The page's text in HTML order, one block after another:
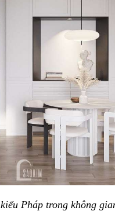
kiểu Pháp trong không